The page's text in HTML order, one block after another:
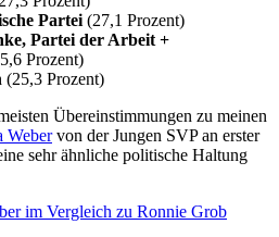
Partei (27,1 Prozent)
Partei der Arbeit +
Prozent)
(25,3 Prozent)
Übereinstimmungen zu meinen
Webervon der Jungen SVP an erster
sehr ähnliche politische Haltung